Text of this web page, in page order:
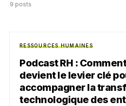
9 posts
RESSOURCES HUMAINES
Podcast RH :
devient le levier clé
accompagner la
technologique des